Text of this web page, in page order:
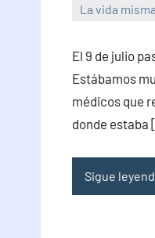
La vida misma
comentarios
El 9 de julio
Estábamos
médicos que
donde
Sigue